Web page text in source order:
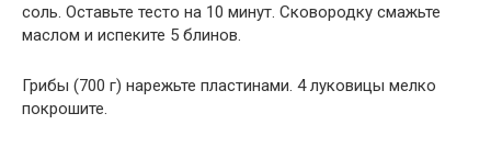
соль. Оставьте тесто на 10 минут. Сковородку смажьте
маслом и испеките 5 блинов.
Грибы (700 г) нарежьте пластинами. 4 луковицы мелко
покрошите.